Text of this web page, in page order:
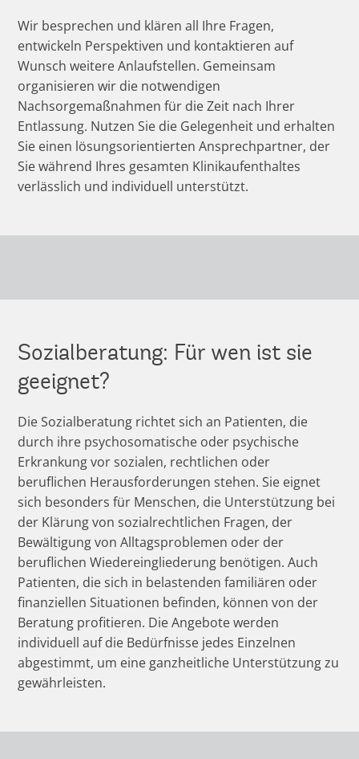
Wir besprechen und klären all Ihre Fragen,
entwickeln Perspektiven und kontaktieren auf
Wunsch weitere Anlaufstellen. Gemeinsam
organisieren wir die notwendigen
Nachsorgemaßnahmen für die Zeit nach Ihrer
Entlassung. Nutzen Sie die Gelegenheit und erhalten
Sie einen lösungsorientierten Ansprechpartner, der
Sie während Ihres gesamten Klinikaufenthaltes
verlässlich und individuell unterstützt.
Sozialberatung: Für wen ist sie
geeignet?
Die Sozialberatung richtet sich an Patienten, die
durch ihre psychosomatische oder psychische
Erkrankung vor sozialen, rechtlichen oder
beruflichen Herausforderungen stehen. Sie eignet
sich besonders für Menschen, die Unterstützung bei
der Klärung von sozialrechtlichen Fragen, der
Bewältigung von Alltagsproblemen oder der
beruflichen Wiedereingliederung benötigen. Auch
Patienten, die sich in belastenden familiären oder
finanziellen Situationen befinden, können von der
Beratung profitieren. Die Angebote werden
individuell auf die Bedürfnisse jedes Einzelnen
abgestimmt, um eine ganzheitliche Unterstützung zu
gewährleisten.